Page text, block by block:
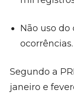
Não uso do
ocorrências.
Segundo a
janeiro e